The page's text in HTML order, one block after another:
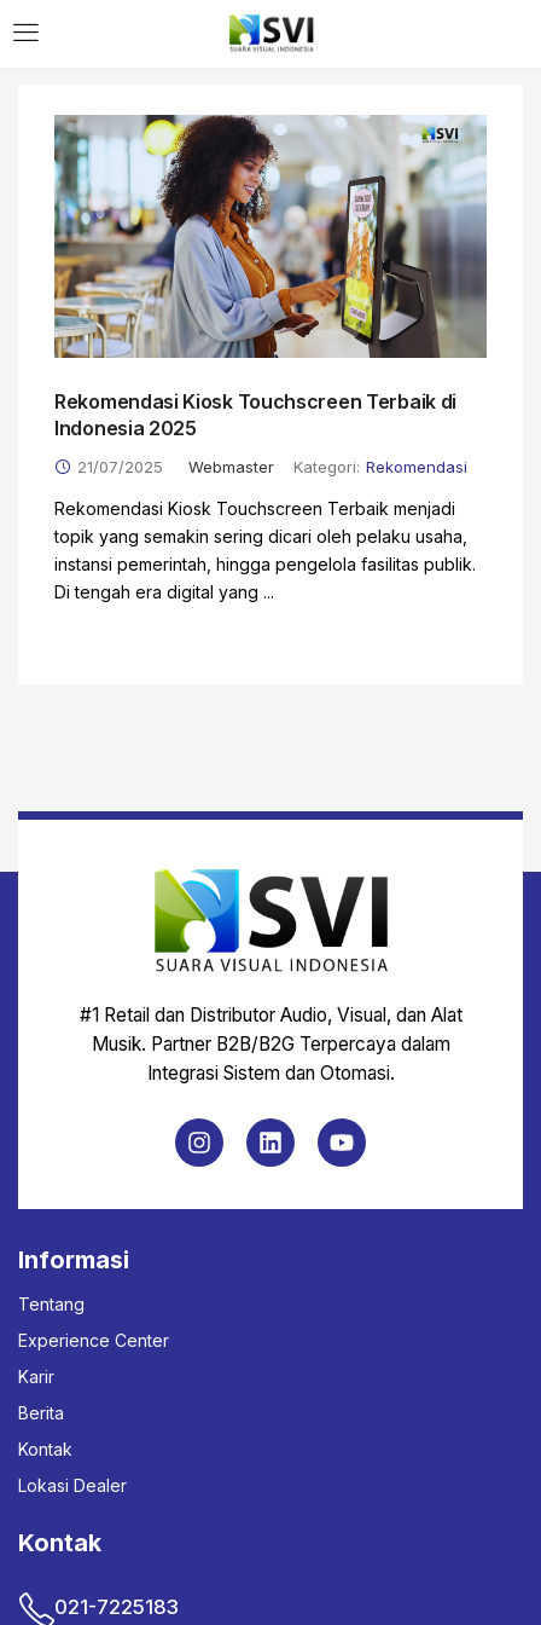
Rekomendasi Kiosk Touchscreen Terbaik di
Indonesia 2025
21/07/2025 Webmaster Kategori: Rekomendasi
Rekomendasi Kiosk Touchscreen Terbaik menjadi
topik yang semakin sering dicari oleh pelaku usaha,
instansi pemerintah, hingga pengelola fasilitas publik.
Di tengah era digital yang ...
#1 Retail dan Distributor Audio, Visual, dan Alat
Musik. Partner B2B/B2G Terpercaya dalam
Integrasi Sistem dan Otomasi.
Informasi
Tentang
Experience Center
Karir
Berita
Kontak
Lokasi Dealer
Kontak
021-7225183